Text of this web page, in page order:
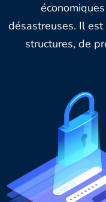
désastreuses. Il
structures, de